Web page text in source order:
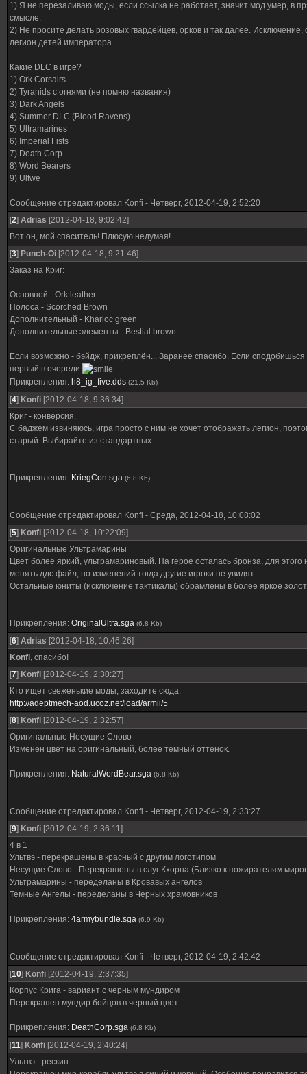
1) Я не перезаливаю моды, если ссылка не работает, значит мод умер, в
смысле.
2) Не просите делать розовых гвардейцев, орков и так далее. Исключение,
легион детей императора.
Какие DLC в игре?
1) Ork Corsairs.
2) Tyranids с огнями (не помню названия)
3) Dark Angels
4) Summer DLC (Blood Ravens)
5) Ultramarines
6) Imperial Fists
7) Death Corp
8) Word Bearers
9) Ultwe
Сообщение отредактировал Konfi - Четверг, 2012-04-19, 2:52:20
[2] Adrias [2012-04-18, 9:02:42]
Вот он, мой спаситель! Плюсую недумая!
[3] Punch-Oi [2012-04-18, 9:21:46]
Заказ на Криг:
Основной - Ork leather
Полоса - Scorched Brown
Дополнительный - Kharloc green
Дополнительные элементы - Bestial brown
Если возможно - бэйдж, прикреплён... Заранее спасибо. Если сподобишься
первый в очереди
Прикрепления: h8_ig_five.dds (21.5 Kb)
[4] Konfi [2012-04-18, 9:36:34]
Криг - конверсия.
С баджем извиняюсь, игра просто с ним не хочет отображать легион,
старый. Выбирайте из стандартных.
Прикрепления: KriegCon.sga (6.8 Kb)
Сообщение отредактировал Konfi - Среда, 2012-04-18, 10:08:02
[5] Konfi [2012-04-18, 10:22:09]
Оригинальные Ультрамарины
Цвет более яркий, ультрамариновый. На герое осталась бронза, для этого
менять ддс файл, но изменений тогда другие игроки не увидят.
Остальные юниты (исключение тактикалы) обрамлены в более яркое
Прикрепления: OriginalUltra.sga (6.8 Kb)
[6] Adrias [2012-04-18, 10:46:26]
Konfi, спасибо!
[7] Konfi [2012-04-19, 2:30:27]
Кто ищет свеженькие моды, заходите сюда.
http://adeptmech-aod.ucoz.net/load/armii/5
[8] Konfi [2012-04-19, 2:32:57]
Оригинальные Несущие Слово
Изменен цвет на оригинальный, более темный оттенок.
Прикрепления: NaturalWordBear.sga (6.8 Kb)
Сообщение отредактировал Konfi - Четверг, 2012-04-19, 2:33:27
[9] Konfi [2012-04-19, 2:36:11]
4 в 1
Ультвэ - перекрашены в красный с другим логотипом
Несущие Слово - Перекрашены в слуг Кхорна (Близко к пожирателям
Ультрамарины - переделаны в Кровавых ангелов
Темные Ангелы - переделаны в Черных храмовников
Прикрепления: 4armybundle.sga (6.9 Kb)
Сообщение отредактировал Konfi - Четверг, 2012-04-19, 2:42:42
[10] Konfi [2012-04-19, 2:37:35]
Корпус Крига - вариант с черным мундиром
Перекрашен мундир бойцов в черный цвет.
Прикрепления: DeathCorp.sga (6.8 Kb)
[11] Konfi [2012-04-19, 2:40:24]
Ультвэ - рескин